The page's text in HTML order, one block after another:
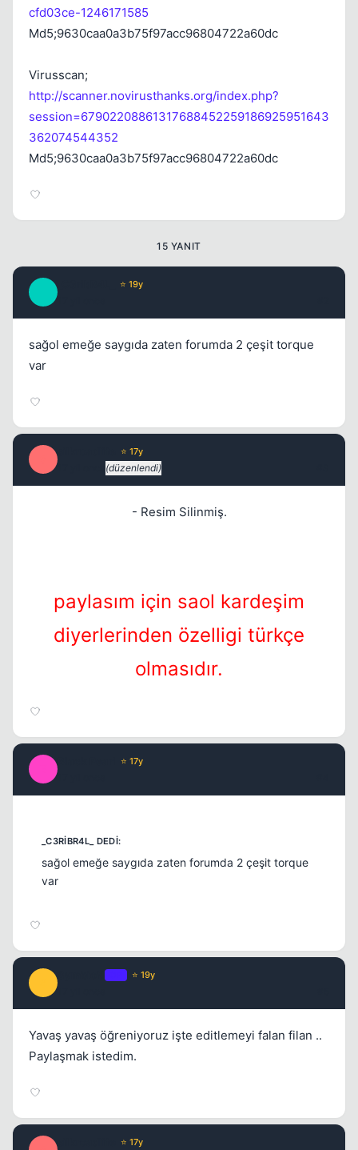
cfd03ce-1246171585
Md5;9630caa0a3b75f97acc96804722a60dc
Virusscan;
http://scanner.novirusthanks.org/index.php?
session=67902208861317688452259186925951643
362074544352
Md5;9630caa0a3b75f97acc96804722a60dc
15 YANIT
⭐ 19y
sağol emeğe saygıda zaten forumda 2 çeşit torque
var
⭐ 17y
(düzenlendi)
- Resim Silinmiş.
paylasım için saol kardeşim
diyerlerinden özelligi türkçe
olmasıdır.
⭐ 17y
sağol emeğe saygıda zaten forumda 2 çeşit torque
var
⭐ 19y
Yavaş yavaş öğreniyoruz işte editlemeyi falan filan ..
Paylaşmak istedim.
⭐ 17y